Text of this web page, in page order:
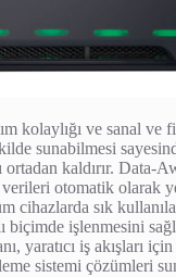
kolaylığı ve sanal ve
sunabilmesi
ortadan kaldırır. Data-
verileri otomatik olarak
cihazlarda sık
biçimde işlenmesini
yaratıcı iş akışları
sistemi çözümleri